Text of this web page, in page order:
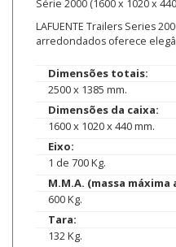
Série 2000 (1600 x 1020 x
LAFUENTE Trailers Series
arredondados oferece
Dimensões totais:
2500 x 1385 mm.
Dimensões da caixa:
1600 x 1020 x 440 mm.
Eixo:
1 de 700 Kg.
M.M.A. (massa
600 Kg.
Tara:
132 Kg.